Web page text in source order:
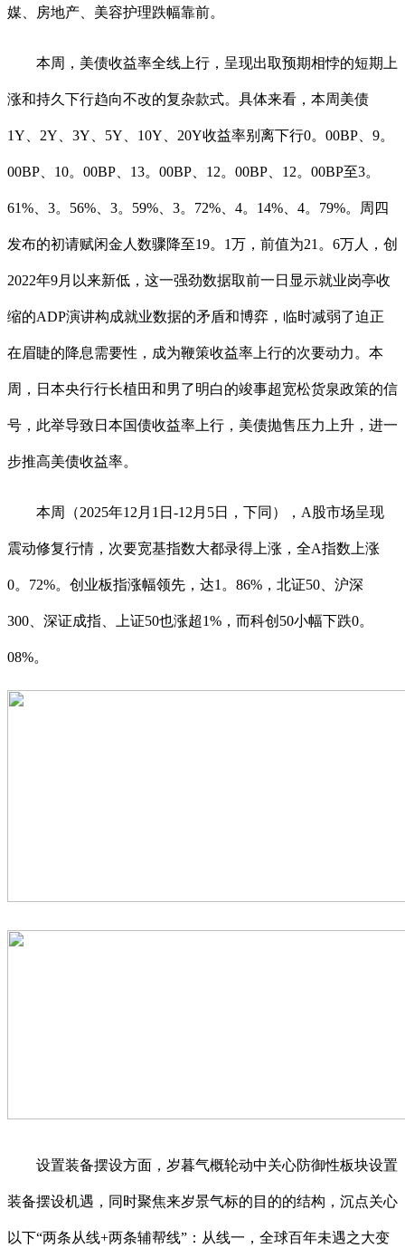
媒、房地产、美容护理跌幅靠前。
本周，美债收益率全线上行，呈现出取预期相悖的短期上
涨和持久下行趋向不改的复杂款式。具体来看，本周美债
1Y、2Y、3Y、5Y、10Y、20Y收益率别离下行0。00BP、9。
00BP、10。00BP、13。00BP、12。00BP、12。00BP至3。
61%、3。56%、3。59%、3。72%、4。14%、4。79%。周四
发布的初请赋闲金人数骤降至19。1万，前值为21。6万人，创
2022年9月以来新低，这一强劲数据取前一日显示就业岗亭收
缩的ADP演讲构成就业数据的矛盾和博弈，临时减弱了迫正
在眉睫的降息需要性，成为鞭策收益率上行的次要动力。本
周，日本央行行长植田和男了明白的竣事超宽松货泉政策的信
号，此举导致日本国债收益率上行，美债抛售压力上升，进一
步推高美债收益率。
本周（2025年12月1日-12月5日，下同），A股市场呈现
震动修复行情，次要宽基指数大都录得上涨，全A指数上涨
0。72%。创业板指涨幅领先，达1。86%，北证50、沪深
300、深证成指、上证50也涨超1%，而科创50小幅下跌0。
08%。
设置装备摆设方面，岁暮气概轮动中关心防御性板块设置
装备摆设机遇，同时聚焦来岁景气标的目的的结构，沉点关心
以下“两条从线+两条辅帮线”：从线一，全球百年未遇之大变